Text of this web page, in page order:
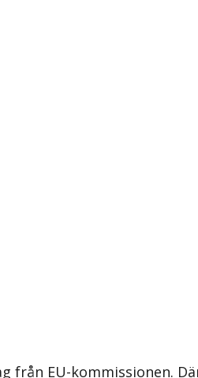
från EU-kommissionen.